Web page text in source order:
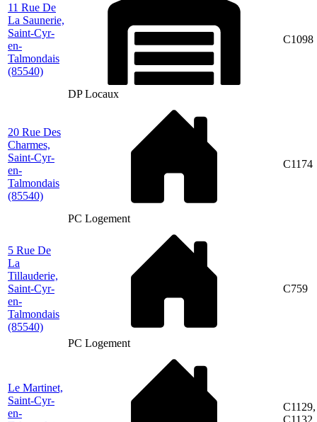
11 Rue De
La Saunerie,
Saint-Cyr-
en-
Talmondais
(85540)
DP Locaux
C1098
20 Rue Des
Charmes,
Saint-Cyr-
en-
Talmondais
(85540)
PC Logement
C1174
5 Rue De
La
Tillauderie,
Saint-Cyr-
en-
Talmondais
(85540)
PC Logement
C759
Le Martinet,
Saint-Cyr-
en-
C1129,
C1132